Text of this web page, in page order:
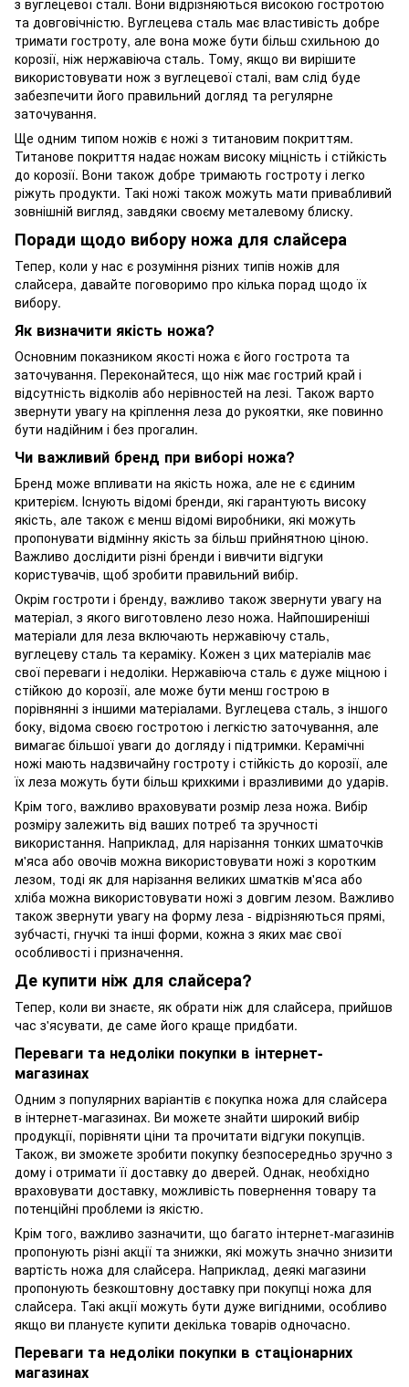
та довговічністю. Вуглецева сталь має властивість добре
тримати гостроту, але вона може бути більш схильною до
корозії, ніж нержавіюча сталь. Тому, якщо ви вирішите
використовувати нож з вуглецевої сталі, вам слід буде
забезпечити його правильний догляд та регулярне
заточування.
Ще одним типом ножів є ножі з титановим покриттям.
Титанове покриття надає ножам високу міцність і стійкість
до корозії. Вони також добре тримають гостроту і легко
ріжуть продукти. Такі ножі також можуть мати привабливий
зовнішній вигляд, завдяки своєму металевому блиску.
Поради щодо вибору ножа для слайсера
Тепер, коли у нас є розуміння різних типів ножів для
слайсера, давайте поговоримо про кілька порад щодо їх
вибору.
Як визначити якість ножа?
Основним показником якості ножа є його гострота та
заточування. Переконайтеся, що ніж має гострий край і
відсутність відколів або нерівностей на лезі. Також варто
звернути увагу на кріплення леза до рукоятки, яке повинно
бути надійним і без прогалин.
Чи важливий бренд при виборі ножа?
Бренд може впливати на якість ножа, але не є єдиним
критерієм. Існують відомі бренди, які гарантують високу
якість, але також є менш відомі виробники, які можуть
пропонувати відмінну якість за більш прийнятною ціною.
Важливо дослідити різні бренди і вивчити відгуки
користувачів, щоб зробити правильний вибір.
Окрім гостроти і бренду, важливо також звернути увагу на
матеріал, з якого виготовлено лезо ножа. Найпоширеніші
матеріали для леза включають нержавіючу сталь,
вуглецеву сталь та кераміку. Кожен з цих матеріалів має
свої переваги і недоліки. Нержавіюча сталь є дуже міцною і
стійкою до корозії, але може бути менш гострою в
порівнянні з іншими матеріалами. Вуглецева сталь, з іншого
боку, відома своєю гостротою і легкістю заточування, але
вимагає більшої уваги до догляду і підтримки. Керамічні
ножі мають надзвичайну гостроту і стійкість до корозії, але
їх леза можуть бути більш крихкими і вразливими до ударів.
Крім того, важливо враховувати розмір леза ножа. Вибір
розміру залежить від ваших потреб та зручності
використання. Наприклад, для нарізання тонких шматочків
м'яса або овочів можна використовувати ножі з коротким
лезом, тоді як для нарізання великих шматків м'яса або
хліба можна використовувати ножі з довгим лезом. Важливо
також звернути увагу на форму леза - відрізняються прямі,
зубчасті, гнучкі та інші форми, кожна з яких має свої
особливості і призначення.
Де купити ніж для слайсера?
Тепер, коли ви знаєте, як обрати ніж для слайсера, прийшов
час з'ясувати, де саме його краще придбати.
Переваги та недоліки покупки в інтернет-
магазинах
Одним з популярних варіантів є покупка ножа для слайсера
в інтернет-магазинах. Ви можете знайти широкий вибір
продукції, порівняти ціни та прочитати відгуки покупців.
Також, ви зможете зробити покупку безпосередньо зручно з
дому і отримати її доставку до дверей. Однак, необхідно
враховувати доставку, можливість повернення товару та
потенційні проблеми із якістю.
Крім того, важливо зазначити, що багато інтернет-магазинів
пропонують різні акції та знижки, які можуть значно знизити
вартість ножа для слайсера. Наприклад, деякі магазини
пропонують безкоштовну доставку при покупці ножа для
слайсера. Такі акції можуть бути дуже вигідними, особливо
якщо ви плануєте купити декілька товарів одночасно.
Переваги та недоліки покупки в стаціонарних
магазинах